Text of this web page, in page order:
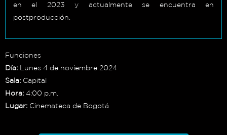
en el 2023 y actualmente se encuentra en
postproducción.
Funciones
Día: Lunes 4 de noviembre 2024
Sala: Capital
Hora: 4:00 p.m.
Lugar: Cinemateca de Bogotá